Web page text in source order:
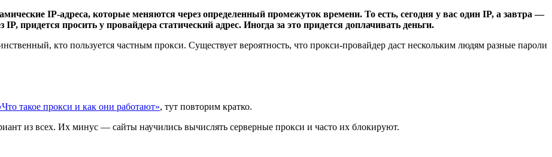
IP-адреса, которые меняются через определенный промежуток времени. То есть, сегодня у вас один IP, а завтра —
придется просить у провайдера статический адрес. Иногда за это придется доплачивать деньги.
кто пользуется частным прокси. Существует вероятность, что прокси-провайдер даст нескольким людям разные пароли
такое прокси и как они работают», тут повторим кратко.
из всех. Их минус — сайты научились вычислять серверные прокси и часто их блокируют.